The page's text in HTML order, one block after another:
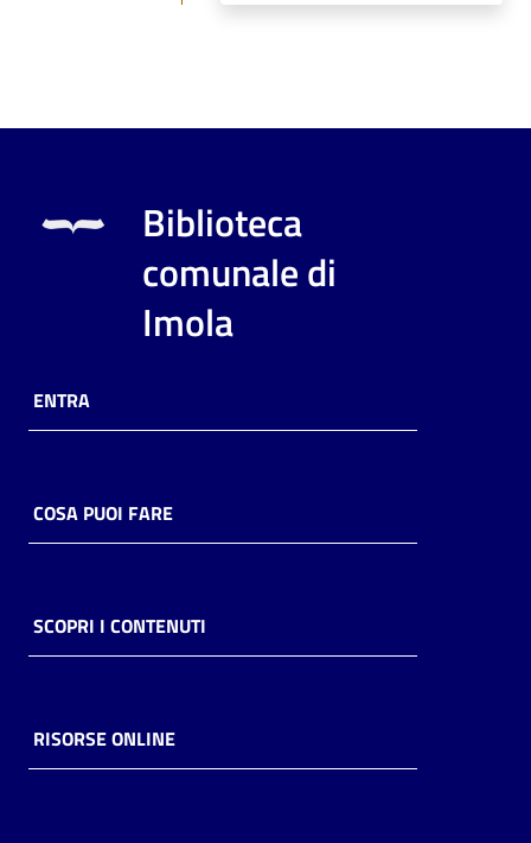
Biblioteca
comunale di
Imola
ENTRA
COSA PUOI FARE
SCOPRI I CONTENUTI
RISORSE ONLINE